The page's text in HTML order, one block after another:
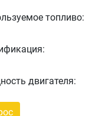
топливо:
двигателя: